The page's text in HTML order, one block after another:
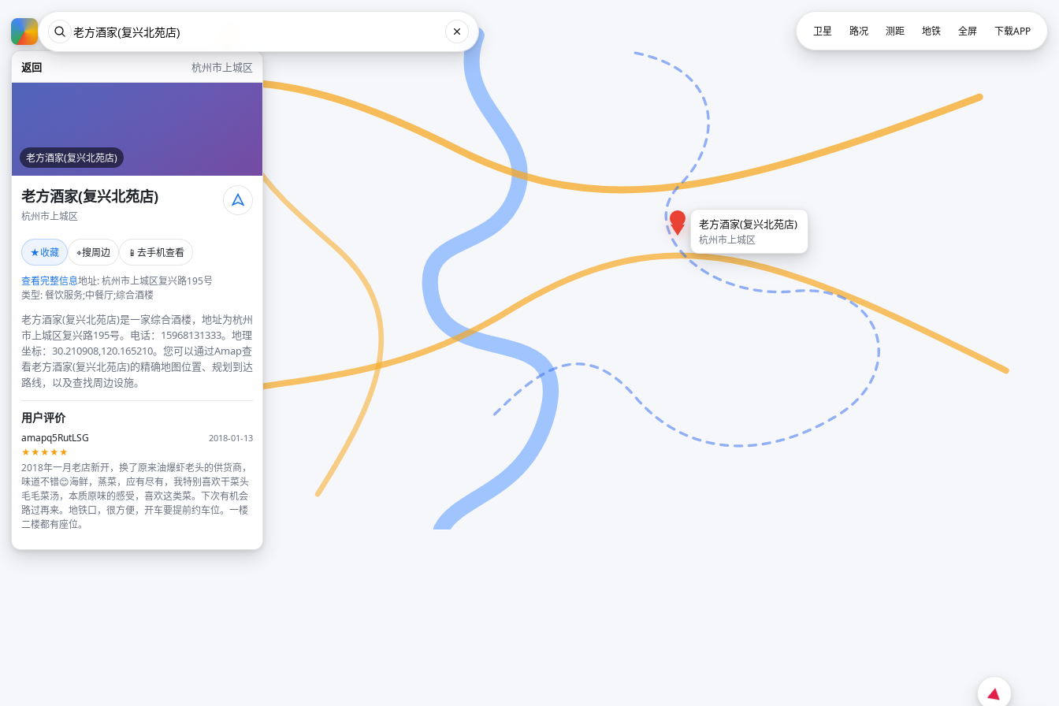
返回 杭州市上城区
老方酒家(复兴北苑店)
老方酒家(复兴北苑店)
杭州市上城区
★收藏 ⌖搜周边 📱 去手机查看
查看完整信息地址: 杭州市上城区复兴路195号
类型: 餐饮服务;中餐厅;综合酒楼
老方酒家(复兴北苑店)是一家综合酒楼，地址为杭州
市上城区复兴路195号。电话：15968131333。地理
坐标：30.210908,120.165210。您可以通过Amap查
看老方酒家(复兴北苑店)的精确地图位置、规划到达
路线，以及查找周边设施。
用户评价
amapq5RutLSG
2018-01-13
★★★★★
2018年一月老店新开，换了原来油爆虾老头的供货商，
味道不错😊海鲜，蒸菜，应有尽有，我特别喜欢干菜头
毛毛菜汤，本质原味的感受，喜欢这类菜。下次有机会
路过再来。地铁口，很方便，开车要提前约车位。一楼
二楼都有座位。
老方酒家(复兴北苑店)
杭州市上城区
卫星 路况 测距 地铁 全屏 下载APP